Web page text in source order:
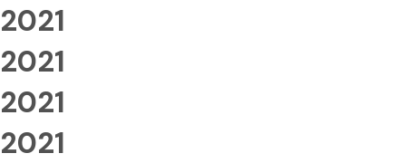
2021
2021
2021
2021